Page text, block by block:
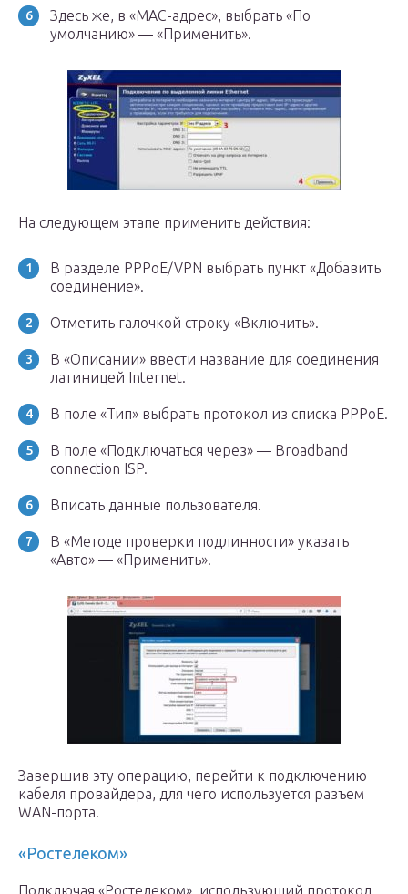
Здесь же, в «MAC-адрес», выбрать «По
умолчанию» — «Применить».
На следующем этапе применить действия:
В разделе PPPoE/VPN выбрать пункт «Добавить
соединение».
Отметить галочкой строку «Включить».
В «Описании» ввести название для соединения
латиницей Internet.
В поле «Тип» выбрать протокол из списка РРРоЕ.
В поле «Подключаться через» — Broadband
connection ISP.
Вписать данные пользователя.
В «Методе проверки подлинности» указать
«Авто» — «Применить».
Завершив эту операцию, перейти к подключению
кабеля провайдера, для чего используется разъем
WAN-порта.
«Ростелеком»
Подключая «Ростелеком», использующий протокол